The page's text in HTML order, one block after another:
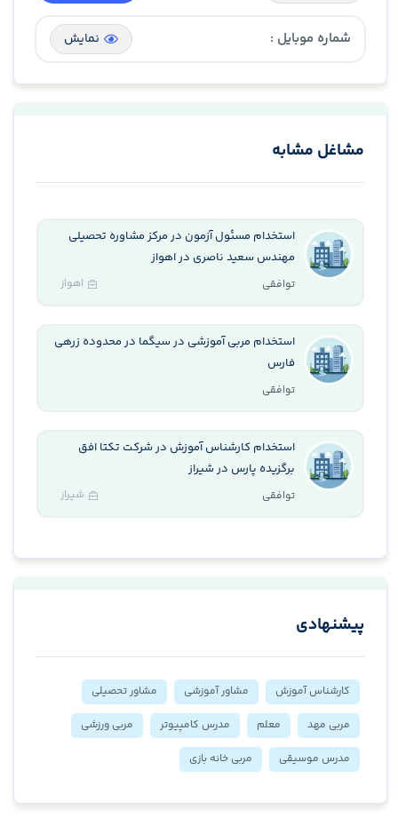
شماره موبایل : نمایش
مشاغل مشابه
استخدام مسئول آزمون در مرکز مشاوره تحصیلی
مهندس سعید ناصری در اهواز
توافقی اهواز
استخدام مربی آموزشی در سیگما در محدوده زرهی
فارس
توافقی
استخدام کارشناس آموزش در شرکت تکتا افق
برگزیده پارس در شیراز
توافقی شیراز
پیشنهادی
کارشناس آموزش مشاور آموزشی
مشاور تحصیلی
مربی مهد
معلم مدرس کامپیوتر
مربی ورزشی
مدرس موسیقی
مربی خانه بازی